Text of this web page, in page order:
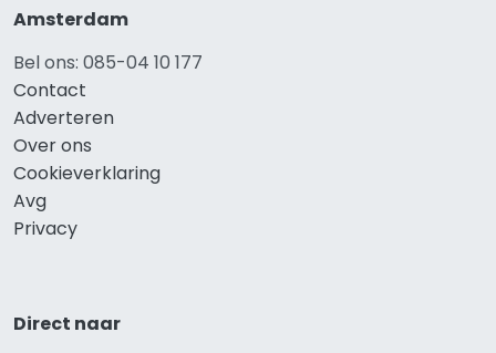
Amsterdam
Bel ons: 085-04 10 177
Contact
Adverteren
Over ons
Cookieverklaring
Avg
Privacy
Direct naar